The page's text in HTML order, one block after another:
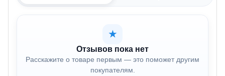
★
Отзывов пока нет
Расскажите о товаре первым — это поможет другим
покупателям.